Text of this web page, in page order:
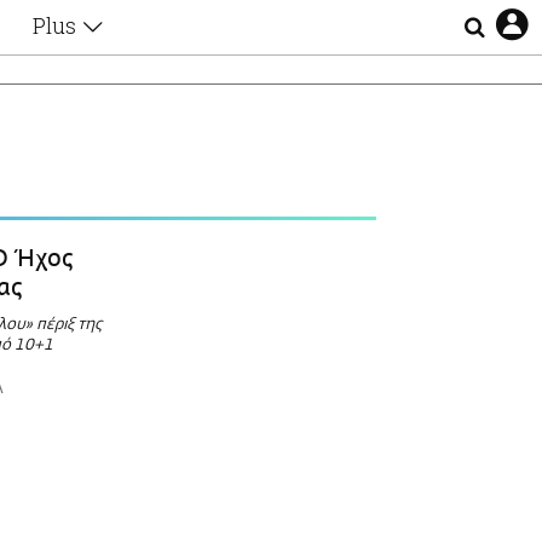
Plus
Οι Αθηναίοι
Lgbtqi+
Επιλογές
Ήχος
πέριξ της
10+1